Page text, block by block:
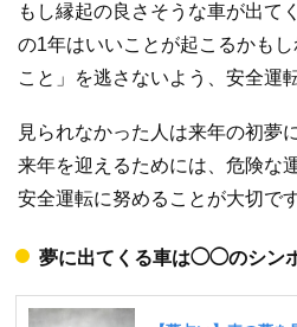
もし縁起の良さそうな車が出て
の1年はいいことが起こるかも
こと」を逃さないよう、安全運
見られなかった人は来年の初夢
来年を迎えるためには、危険な
安全運転に努めることが大切です
夢に出てくる車は◯◯のシン